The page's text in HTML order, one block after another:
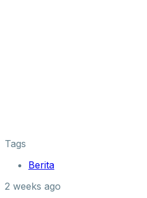
Tags
Berita
2 weeks ago